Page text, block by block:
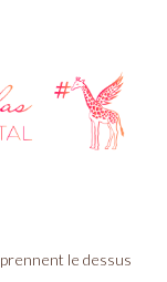
le dessus